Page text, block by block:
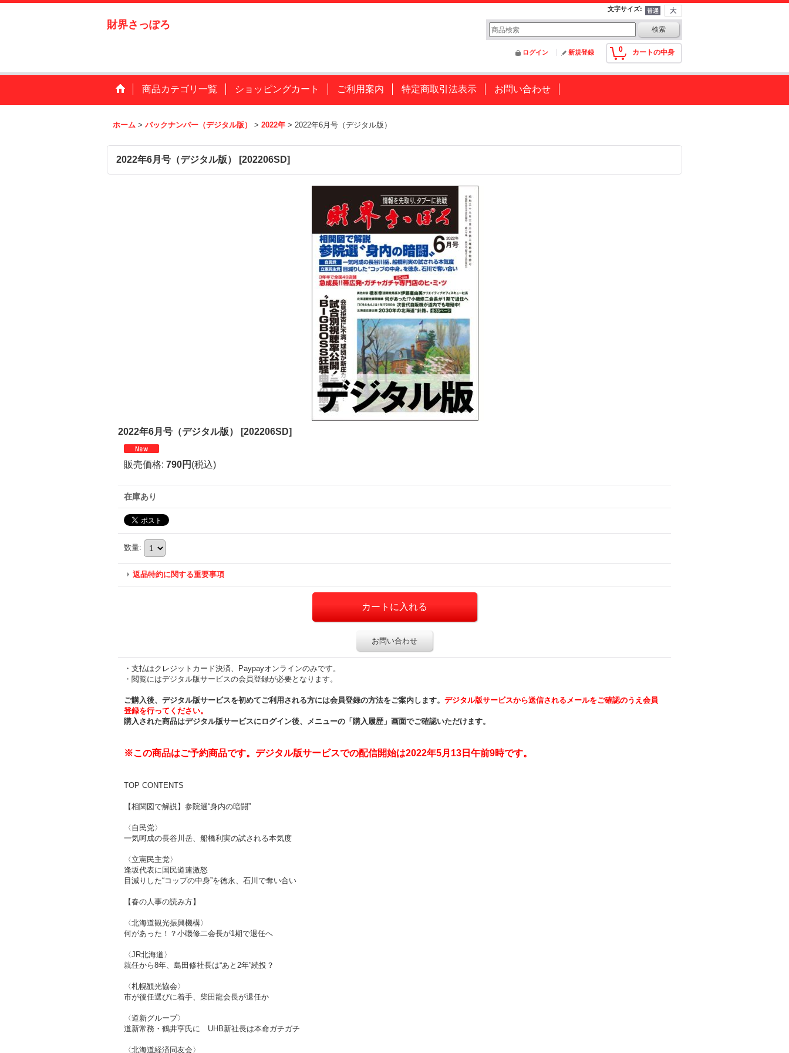
文字サイズ:
財界さっぽろ
0 カートの中身
ログイン 新規登録
商品カテゴリ一覧 ショッピングカート ご利用案内 特定商取引法表示 お問い合わせ
ホーム > バックナンバー（デジタル版） > 2022年 > 2022年6月号（デジタル版）
2022年6月号（デジタル版） [202206SD]
2022年6月号（デジタル版） [202206SD]
販売価格: 790円 (税込)
在庫あり
数量:
返品特約に関する重要事項
お問い合わせ
・支払はクレジットカード決済、Paypayオンラインのみです。
・閲覧にはデジタル版サービスの会員登録が必要となります。
ご購入後、デジタル版サービスを初めてご利用される方には会員登録の方法をご案内します。 デジタル版サービスから送信されるメールをご確認のうえ会員
登録を行ってください。
購入された商品はデジタル版サービスにログイン後、メニューの「購入履歴」画面でご確認いただけます。
※この商品はご予約商品です。デジタル版サービスでの配信開始は2022年5月13日午前9時です。
TOP CONTENTS
【相関図で解説】参院選“身内の暗闘”
〈自民党〉
一気呵成の長谷川岳、船橋利実の試される本気度
〈立憲民主党〉
逢坂代表に国民道連激怒
目減りした“コップの中身”を徳永、石川で奪い合い
【春の人事の読み方】
〈北海道観光振興機構〉
何があった！？小磯修二会長が1期で退任へ
〈JR北海道〉
就任から8年、島田修社長は“あと2年”続投？
〈札幌観光協会〉
市が後任選びに着手、柴田龍会長が退任か
〈道新グループ〉
道新常務・鶴井亨氏に UHB新社長は本命ガチガチ
〈北海道経済同友会〉